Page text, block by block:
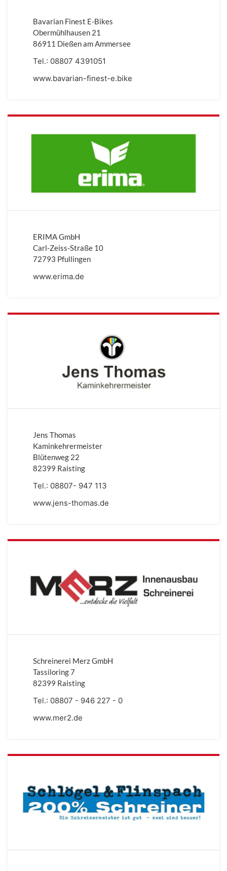
Bavarian Finest E-Bikes
Obermühlhausen 21
86911 Dießen am Ammersee
Tel.: 08807 4391051
www.bavarian-finest-e.bike
ERIMA GmbH
Carl-Zeiss-Straße 10
72793 Pfullingen
www.erima.de
Jens Thomas
Kaminkehrermeister
Blütenweg 22
82399 Raisting
Tel.: 08807- 947 113
www.jens-thomas.de
Schreinerei Merz GmbH
Tassiloring 7
82399 Raisting
Tel.: 08807 - 946 227 - 0
www.mer2.de